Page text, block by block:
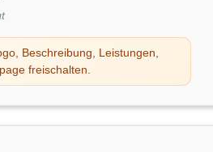
Beschreibung, Leistungen,
freischalten.